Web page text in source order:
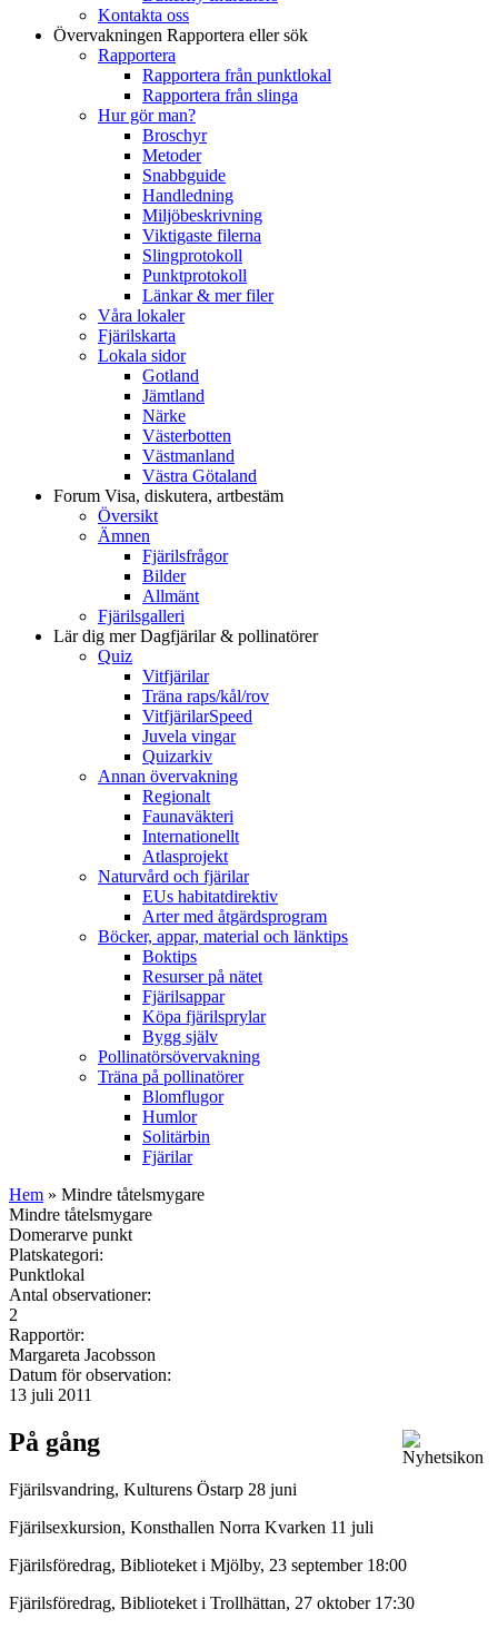
Kontakta oss
Övervakningen Rapportera eller sök
Rapportera
Rapportera från punktlokal
Rapportera från slinga
Hur gör man?
Broschyr
Metoder
Snabbguide
Handledning
Miljöbeskrivning
Viktigaste filerna
Slingprotokoll
Punktprotokoll
Länkar & mer filer
Våra lokaler
Fjärilskarta
Lokala sidor
Gotland
Jämtland
Närke
Västerbotten
Västmanland
Västra Götaland
Forum Visa, diskutera, artbestäm
Översikt
Ämnen
Fjärilsfrågor
Bilder
Allmänt
Fjärilsgalleri
Lär dig merDagfjärilar & pollinatörer
Quiz
Vitfjärilar
Träna raps/kål/rov
VitfjärilarSpeed
Juvela vingar
Quizarkiv
Annan övervakning
Regionalt
Faunaväkteri
Internationellt
Atlasprojekt
Naturvård och fjärilar
EUs habitatdirektiv
Arter med åtgärdsprogram
Böcker, appar, material och länktips
Boktips
Resurser på nätet
Fjärilsappar
Köpa fjärilsprylar
Bygg själv
Pollinatörsövervakning
Träna på pollinatörer
Blomflugor
Humlor
Solitärbin
Fjärilar
Hem » Mindre tåtelsmygare
Mindre tåtelsmygare
Domerarve punkt
Platskategori:
Punktlokal
Antal observationer:
2
Rapportör:
Margareta Jacobsson
Datum för observation:
13 juli 2011
På gång
Fjärilsvandring, Kulturens Östarp 28 juni
Fjärilsexkursion, Konsthallen Norra Kvarken 11 juli
Fjärilsföredrag, Biblioteket i Mjölby, 23 september 18:00
Fjärilsföredrag, Biblioteket i Trollhättan, 27 oktober 17:30